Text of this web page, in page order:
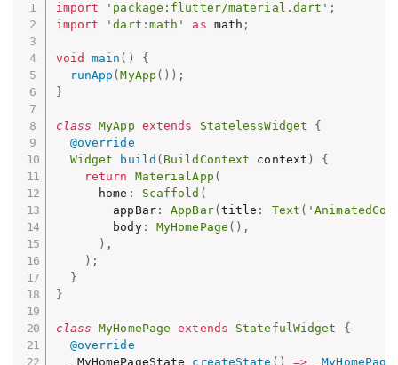
import 'package:flutter/material.dart' ;
import
'dart:math' as math ;
void main ( )
{
runApp (MyApp ( ) ) ;
}
class MyApp extends StatelessWidget
{
@override
Widget
build ( BuildContext context )
{
return
MaterialApp (
      home
: Scaffold (
        appBar
: AppBar( title : Text (
        body
: MyHomePage ( ) ,
) ,
) ;
}
}
class MyHomePage extends StatefulWidget
{
@override
  _MyHomePageState
createState ( ) =>